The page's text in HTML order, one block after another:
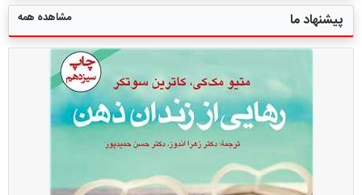
پیشنهاد ما مشاهده همه